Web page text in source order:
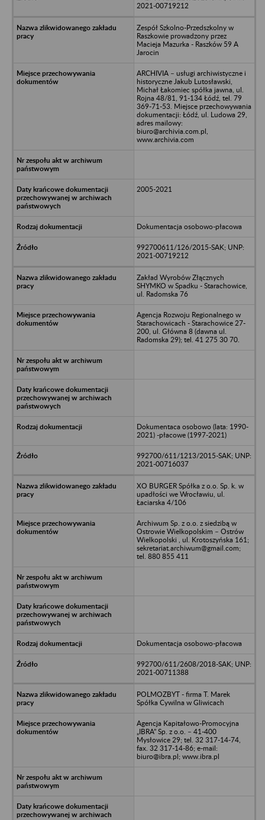
2021-00719212
Zespół Szkolno-Przedszkolny w
Raszkowie prowadzony przez
Macieja Mazurka - Raszków 59 A
Jarocin
ARCHIVIA – usługi archiwistyczne i
historyczne Jakub Lutosławski,
Michał Łakomiec spółka jawna, ul.
Rojna 48/81, 91-134 Łódź, tel. 79
369-71-53. Miejsce przechowywania
dokumentacji: Łódź, ul. Ludowa 29,
adres mailowy:
biuro@archivia.com.pl,
www.archivia.com
2005-2021
Dokumentacja osobowo-płacowa
992700611/126/2015-SAK; UNP:
2021-00719212
Zakład Wyrobów Złącznych
SHYMKO w Spadku - Starachowice,
ul. Radomska 76
Agencja Rozwoju Regionalnego w
Starachowicach - Starachowice 27-
200, ul. Główna 8 (dawna ul.
Radomska 29); tel. 41 275 30 70.
Dokumentaca osobowo (lata: 1990-
2021) -płacowe (1997-2021)
992700/611/1213/2015-SAK; UNP:
2021-00716037
XO BURGER Spółka z o.o. Sp. k. w
upadłości we Wrocławiu, ul.
Łaciarska 4/106
Archiwum Sp. z o.o. z siedzibą w
Ostrowie Wielkopolskim – Ostrów
Wielkopolski , ul. Krotoszyńska 161;
sekretariat.archiwum@gmail.com;
tel. 880 855 411
Dokumentacja osobowo-płacowa
992700/611/2608/2018-SAK; UNP:
2021-00711388
POLMOZBYT - firma T. Marek
Spółka Cywilna w Gliwicach
Agencja Kapitałowo-Promocyjna
„IBRA” Sp. z o.o. – 41-400
Mysłowice 29; tel. 32 317-14-74,
fax. 32 317-14-86; e-mail:
biuro@ibra.pl; www.ibra.pl